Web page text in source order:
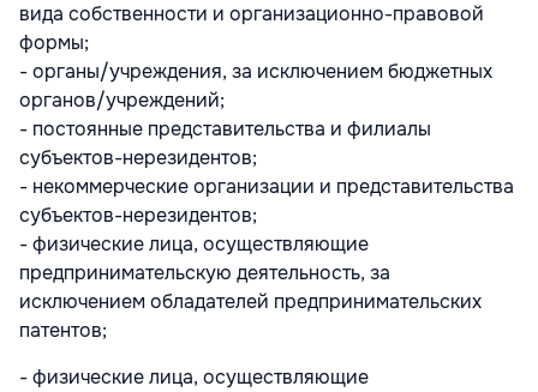
вида собственности и организационно-правовой
формы;
- органы/учреждения, за исключением бюджетных
органов/учреждений;
- постоянные представительства и филиалы
субъектов-нерезидентов;
- некоммерческие организации и представительства
субъектов-нере­зидентов;
- физические лица, осуществляющие
предпринимательскую деятель­ность, за
исключением обладателей предпринимательских
патентов;
- физические лица, осуществляющие